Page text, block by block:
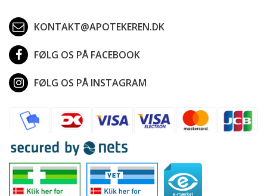
KONTAKT@APOTEKEREN.DK
FØLG OS PÅ FACEBOOK
FØLG OS PÅ INSTAGRAM